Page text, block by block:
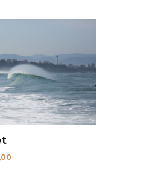
Plage